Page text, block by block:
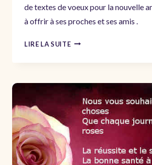
de textes de voeux pour la nouvelle
à offrir à ses proches et ses amis .
LIRE LA SUITEPOÈMES
BONNE
ANNÉE
2024
TEXTES
VOEUX
JOYEUSES